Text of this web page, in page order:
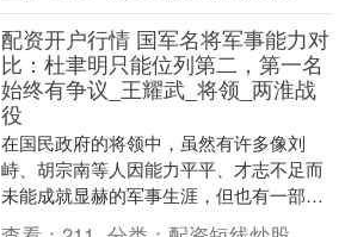
配资开户行情 国军名将军事能力对
比：杜聿明只能位列第二，第一名
始终有争议_王耀武_将领_两淮战
役
在国民政府的将领中，虽然有许多像刘
峙、胡宗南等人因能力平平、才志不足而
未能成就显赫的军事生涯，但也有一部分
将领凭借卓越的军事才能和出色的指挥能